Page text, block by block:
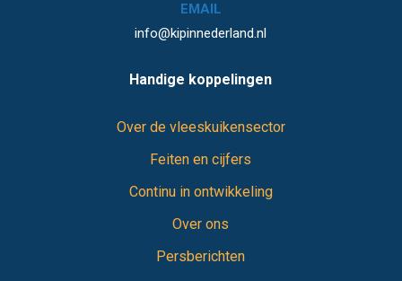
EMAIL
info@kipinnederland.nl
Handige koppelingen
Over de vleeskuikensector
Feiten en cijfers
Continu in ontwikkeling
Over ons
Persberichten